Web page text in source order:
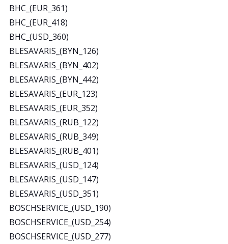
BHC_(EUR_361)
BHC_(EUR_418)
BHC_(USD_360)
BLESAVARIS_(BYN_126)
BLESAVARIS_(BYN_402)
BLESAVARIS_(BYN_442)
BLESAVARIS_(EUR_123)
BLESAVARIS_(EUR_352)
BLESAVARIS_(RUB_122)
BLESAVARIS_(RUB_349)
BLESAVARIS_(RUB_401)
BLESAVARIS_(USD_124)
BLESAVARIS_(USD_147)
BLESAVARIS_(USD_351)
BOSCHSERVICE_(USD_190)
BOSCHSERVICE_(USD_254)
BOSCHSERVICE_(USD_277)